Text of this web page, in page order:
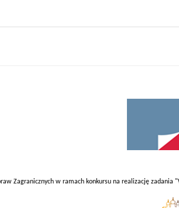
Zagranicznych w ramach konkursu na realizację zadania